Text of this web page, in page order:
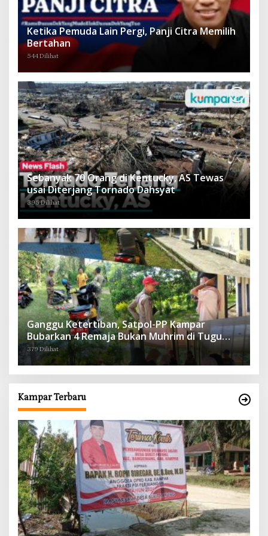
Ketika Pemuda Lain Pergi, Panji Citra Memilih
Bertahan
544 Dilihat
Sebanyak 70 Orang di Kentucky, AS Tewas
usai Diterjang Tornado Dahsyat
395 Dilihat
Ganggu Ketertiban, Satpol-PP Kampar
Bubarkan 4 Remaja Bukan Muhrim di Tugu
Batu Hitam dan Tigo Tungku Sajoangan
379 Dilihat
Kampar Terbaru